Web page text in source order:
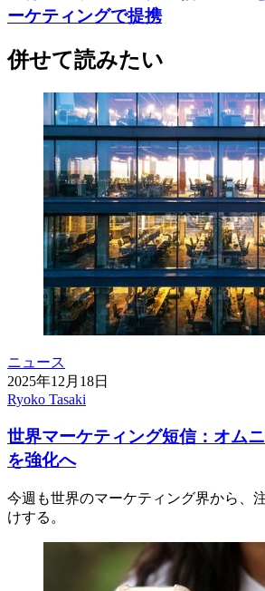
ーケティングで提携
併せて読みたい
ニュース
2025年12月18日
Ryoko Tasaki
世界マーケティング短信：オム
を強化へ
今週も世界のマーケティング界から、
けする。